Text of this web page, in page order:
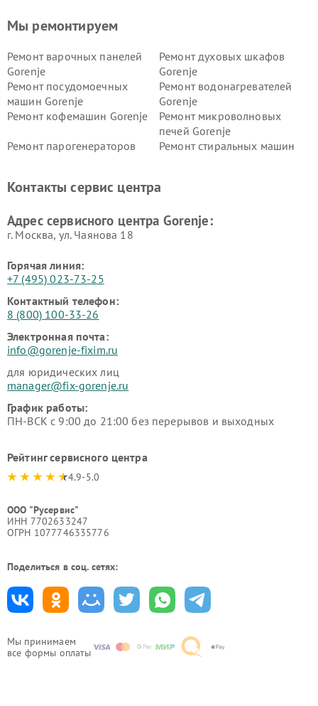
Мы принимаем
все формы оплаты
Мы ремонтируем
Ремонт варочных панелей
Gorenje
Ремонт духовых шкафов
Gorenje
Ремонт посудомоечных
машин Gorenje
Ремонт водонагревателей
Gorenje
Ремонт кофемашин Gorenje
Ремонт микроволновых
печей Gorenje
Ремонт парогенераторов
Ремонт стиральных машин
Контакты сервис центра
Адрес сервисного центра Gorenje:
г. Москва, ул. Чаянова 18
Горячая линия:
+7 (495) 023-73-25
Контактный телефон:
8 (800) 100-33-26
Электронная почта:
info@gorenje-fixim.ru
для юридических лиц
manager@fix-gorenje.ru
График работы:
ПН-ВСК с 9:00 до 21:00 без перерывов и выходных
Рейтинг сервисного центра
4.9-5.0
ООО "Русервис"
ИНН 7702633247
ОГРН 1077746335776
Поделиться в соц. сетях: